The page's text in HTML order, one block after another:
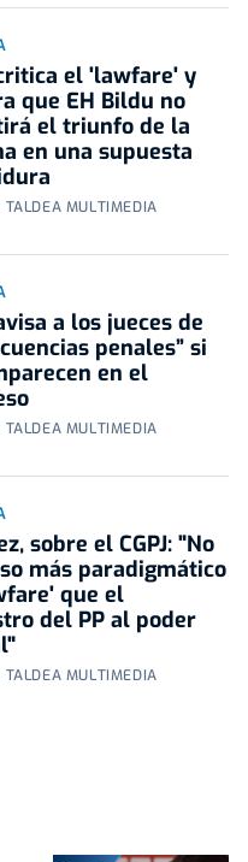
el 'lawfare' y
que EH Bildu no
el triunfo de la
en una supuesta
TALDEA MULTIMEDIA
a los jueces de
penales” si
en el
TALDEA MULTIMEDIA
sobre el CGPJ: "No
más paradigmático
que el
del PP al poder
TALDEA MULTIMEDIA